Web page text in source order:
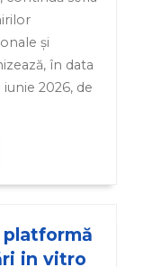
și
în data
iunie 2026, de
in vitro